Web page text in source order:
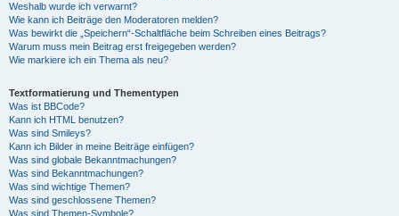
Weshalb wurde ich verwarnt?
Wie kann ich Beiträge den Moderatoren melden?
Was bewirkt die „Speichern“-Schaltfläche beim Schreiben eines Beitrags?
Warum muss mein Beitrag erst freigegeben werden?
Wie markiere ich ein Thema als neu?
Textformatierung und Thementypen
Was ist BBCode?
Kann ich HTML benutzen?
Was sind Smileys?
Kann ich Bilder in meine Beiträge einfügen?
Was sind globale Bekanntmachungen?
Was sind Bekanntmachungen?
Was sind wichtige Themen?
Was sind geschlossene Themen?
Was sind Themen-Symbole?